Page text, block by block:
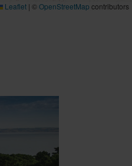
Leaflet | ©OpenStreetMap contributors